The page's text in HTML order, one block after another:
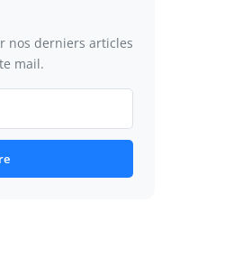
nos derniers articles
mail.